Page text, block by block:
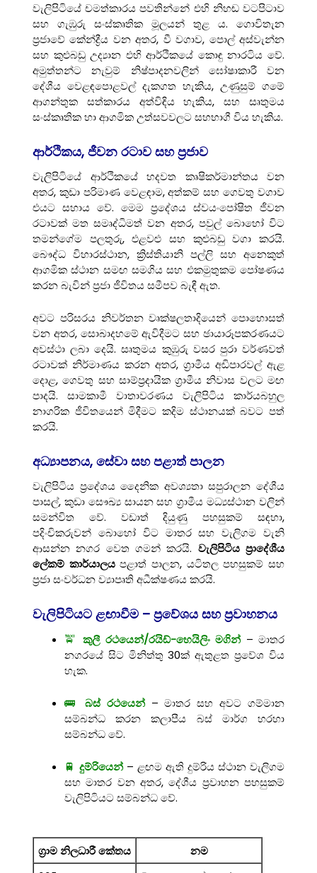
වැලිපිටියේ චමත්කාරය පවතින්නේ එහි නිහඬ වටපිටාව
සහ ගැඹුරු සංස්කෘතික මූලයන් තුළ ය. ගොවිතැන
ප්‍රජාවේ කේන්ද්‍රීය වන අතර, වී වගාව, පොල් අස්වැන්න
සහ කුළුබඩු උද්‍යාන එහි ආර්ථිකයේ කොඳු නාරටිය වේ.
අමුත්තන්ට නැවුම් නිෂ්පාදනවලින් ඝෝෂාකාරී වන
දේශීය වෙළඳපොළවල් දැකගත හැකිය, උණුසුම් ගමේ
ආගන්තුක සත්කාරය අත්විඳිය හැකිය, සහ සෘතුමය
සංස්කෘතික හා ආගමික උත්සවවලට සහභාගී විය හැකිය.
ආර්ථිකය, ජීවන රටාව සහ ප්‍රජාව
වැලිපිටියේ ආර්ථිකයේ හදවත කෘෂිකර්මාන්තය වන
අතර, කුඩා පරිමාණ වෙළඳාම, අත්කම් සහ ගෙවතු වගාව
එයට සහාය වේ. මෙම ප්‍රදේශය ස්වයංපෝෂිත ජීවන
රටාවක් මත සමෘද්ධිමත් වන අතර, පවුල් බොහෝ විට
තමන්ගේම පලතුරු, එළවළු සහ කුළුබඩු වගා කරයි.
බෞද්ධ විහාරස්ථාන, ක්‍රිස්තියානි පල්ලි සහ අනෙකුත්
ආගමික ස්ථාන සමඟ සමගිය සහ එකමුතුකම පෝෂණය
කරන බැවින් ප්‍රජා ජීවිතය සමීපව බැඳී ඇත.
අවට පරිසරය නිවර්තන වෘක්ෂලතාදියෙන් පොහොසත්
වන අතර, සොබාදහමේ ඇවිදීමට සහ ඡායාරූපකරණයට
අවස්ථා ලබා දෙයි. සෘතුමය කුඹුරු වසර පුරා වර්ණවත්
රටාවක් නිර්මාණය කරන අතර, ග්‍රාමීය අඩිපාරවල් ඇළ
දොළ, ගෙවතු සහ සාම්ප්‍රදායික ග්‍රාමීය නිවාස වලට මඟ
පාදයි. සාමකාමී වාතාවරණය වැලිපිටිය කාර්යබහුල
නාගරික ජීවිතයෙන් මිදීමට කදිම ස්ථානයක් බවට පත්
කරයි.
අධ්‍යාපනය, සේවා සහ පළාත් පාලන
වැලිපිටිය ප්‍රදේශය දෛනික අවශ්‍යතා සපුරාලන දේශීය
පාසල්, කුඩා සෞඛ්‍ය සායන සහ ග්‍රාමීය මධ්‍යස්ථාන වලින්
සමන්විත වේ. වඩාත් දියුණු පහසුකම් සඳහා,
පදිංචිකරුවන් බොහෝ විට මාතර සහ වැලිගම වැනි
ආසන්න නගර වෙත ගමන් කරයි. වැලිපිටිය ප්‍රාදේශීය
ලේකම් කාර්යාලයපළාත් පාලන, යටිතල පහසුකම් සහ
ප්‍රජා සංවර්ධන ව්‍යාපෘති අධීක්ෂණය කරයි.
වැලිපිටියට ළඟාවීම – ප්‍රවේශය සහ ප්‍රවාහනය
🚖 කුලී රථයෙන්/රයිඩ්-හෙයිලිං මගින්– මාතර
නගරයේ සිට මිනිත්තු 30ක් ඇතුළත ප්‍රවේශ විය
හැක.
🚌 බස් රථයෙන්– මාතර සහ අවට ගම්මාන
සම්බන්ධ කරන කලාපීය බස් මාර්ග හරහා
සම්බන්ධ වේ.
🚆 දුම්රියෙන්– ළඟම ඇති දුම්රිය ස්ථාන වැලිගම
සහ මාතර වන අතර, දේශීය ප්‍රවාහන පහසුකම්
වැලිපිටියට සම්බන්ධ වේ.
ග්‍රාම නිලධාරී කේතය
නම